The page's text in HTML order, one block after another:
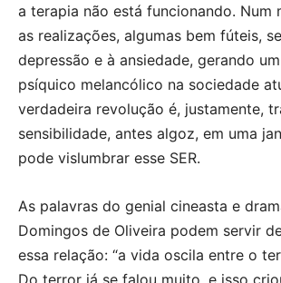
a terapia não está funcionando. Num
as realizações, algumas bem fúteis,
depressão e à ansiedade, gerando
psíquico melancólico na sociedade
verdadeira revolução é, justamente,
sensibilidade, antes algoz, em uma
pode vislumbrar esse SER.
As palavras do genial cineasta e
Domingos de Oliveira podem servir
essa relação: “a vida oscila entre o
Do terror já se falou muito, e isso